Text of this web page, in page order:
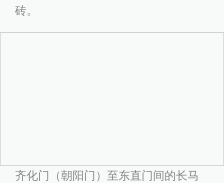
砖。
齐化门（朝阳门）至东直门间的长马